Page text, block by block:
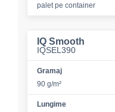
palet pe container
IQ Smooth
IQSEL390
Gramaj
90 g/m²
Lungime